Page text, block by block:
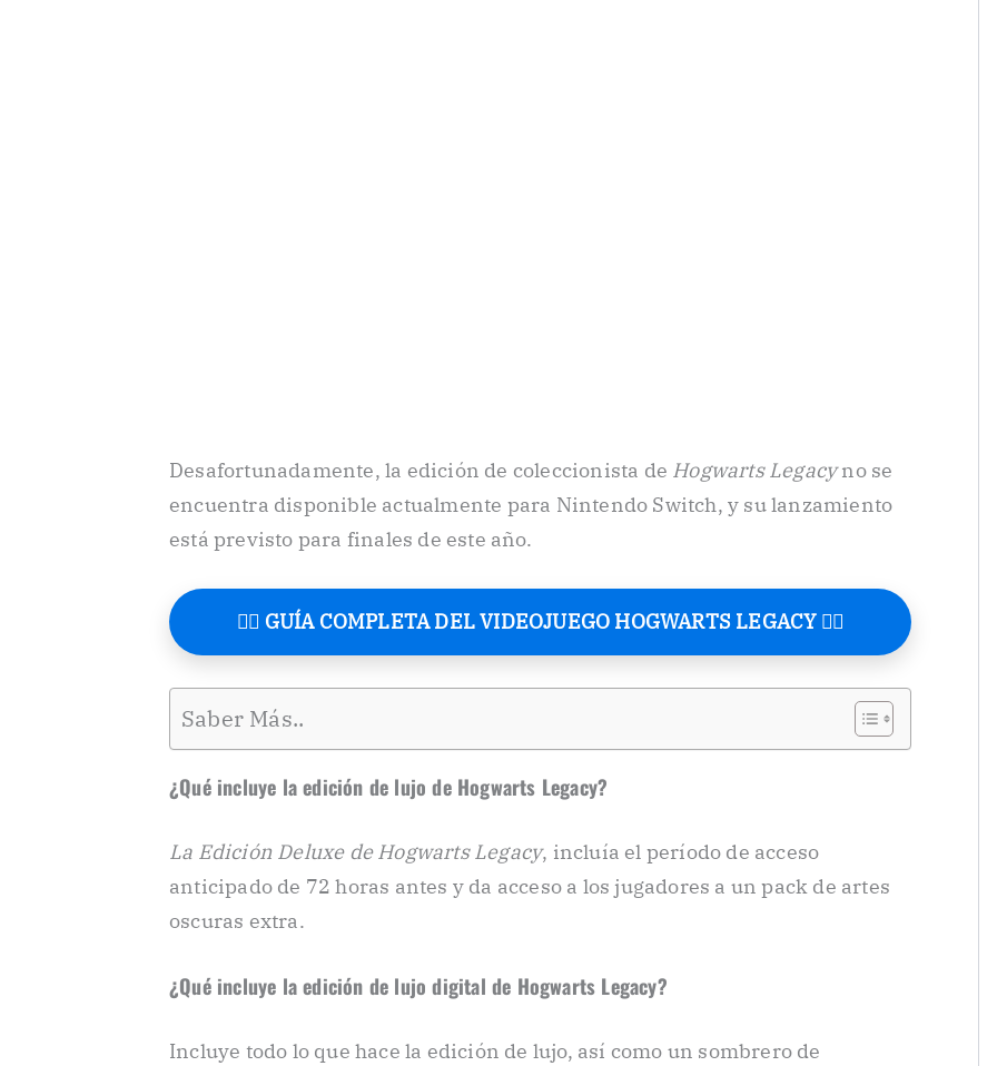
Desafortunadamente, la edición de coleccionista de Hogwarts Legacyno se
encuentra disponible actualmente para Nintendo Switch, y su lanzamiento
está previsto para finales de este año.
🧙‍♂️ GUÍA COMPLETA DEL VIDEOJUEGO HOGWARTS LEGACY 🧙‍♂️
Saber Más..
¿Qué incluye la edición de lujo de Hogwarts Legacy?
La Edición Deluxe de Hogwarts Legacy, incluía el período de acceso
anticipado de 72 horas antes y da acceso a los jugadores a un pack de artes
oscuras extra.
¿Qué incluye la edición de lujo digital de Hogwarts Legacy?
Incluye todo lo que hace la edición de lujo, así como un sombrero de